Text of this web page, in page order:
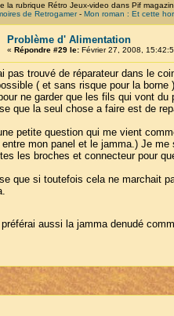
la rubrique Rétro Jeux-video dans Pif
de Retrogamer- Mon roman : Et cette
Problème d' Alimentation
« Répondre #29 le:Février 27, 2008,
pas trouvé de réparateur dans le
( et sans risque pour la
ne garder que les fils qui vont
que la seul chose a faire est de
petite question qui me vient
entre mon panel et le jamma.) Je
les broches et connecteur pour
que si toutefois cela ne marchait
aussi la jamma denudé